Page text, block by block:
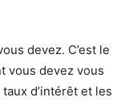
devez. C’est le
vous devez vous
d’intérêt et les